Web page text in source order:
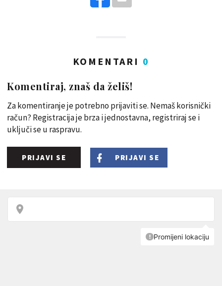
KOMENTARI 0
Komentiraj, znaš da želiš!
Za komentiranje je potrebno prijaviti se. Nemaš korisnički
račun? Registracija je brza i jednostavna, registriraj se i
uključi se u raspravu.
PRIJAVI SE PRIJAVI SE